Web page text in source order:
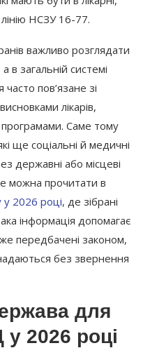
НСЗУ 16-77.
важливо розглядати
в загальній системі
пов’язане зі
лікарів,
Саме тому
ще соціальні й медичні
державні або місцеві
можна прочитати в
у 2026 році, де зібрані
інформація допомагає
передбачені законом,
без звернення
для
у 2026 році